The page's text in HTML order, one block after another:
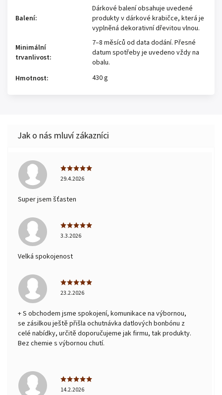
Balení:
Dárkové balení obsahuje uvedené
produkty v dárkové krabičce, která je
vyplněná dekorativní dřevitou vlnou.
Minimální
trvanlivost:
7–8 měsíců od data dodání. Přesné
datum spotřeby je uvedeno vždy na
obalu.
Hmotnost: 430 g
29.4.2026
Super jsem šťasten
3.3.2026
Velká spokojenost
23.2.2026
+ S obchodem jsme spokojení, komunikace na výbornou,
se zásilkou ještě přišla ochutnávka datlových bonbónu z
celé nabídky, určitě doporučujeme jak firmu, tak produkty.
Bez chemie s výbornou chutí.
14.2.2026